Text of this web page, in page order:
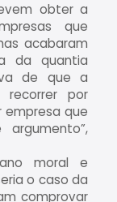
obter a
que
acabaram
da quantia
de que a
recorrer por
empresa que
moral e
o caso da
comprovar